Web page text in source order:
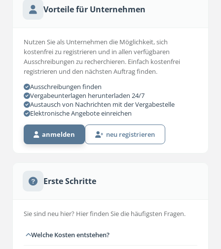
Vorteile für Unternehmen
Nutzen Sie als Unternehmen die Möglichkeit, sich
kostenfrei zu registrieren und in allen verfügbaren
Ausschreibungen zu recherchieren. Einfach kostenfrei
registrieren und den nächsten Auftrag finden.
Ausschreibungen finden
Vergabeunterlagen herunterladen 24/7
Austausch von Nachrichten mit der Vergabestelle
Elektronische Angebote einreichen
anmelden neu registrieren
Erste Schritte
Sie sind neu hier? Hier finden Sie die häufigsten Fragen.
Welche Kosten entstehen?